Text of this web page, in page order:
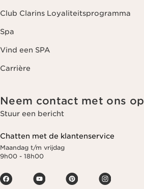
Club Clarins Loyaliteitsprogramma
Spa
Vind een SPA
Carrière
Neem contact met ons op
Stuur een bericht
Chatten met de klantenservice
Maandag t/m vrijdag
9h00 - 18h00